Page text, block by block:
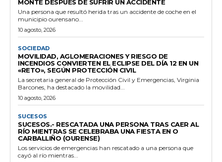
MONTE DESPUÉS DE SUFRIR UN ACCIDENTE
Una persona que resultó herida tras un accidente de coche en el
municipio ourensano...
10 agosto, 2026
SOCIEDAD
MOVILIDAD, AGLOMERACIONES Y RIESGO DE
INCENDIOS CONVIERTEN EL ECLIPSE DEL DÍA 12 EN UN
«RETO», SEGÚN PROTECCIÓN CIVIL
La secretaria general de Protección Civil y Emergencias, Virginia
Barcones, ha destacado la movilidad...
10 agosto, 2026
SUCESOS
SUCESOS.- RESCATADA UNA PERSONA TRAS CAER AL
RÍO MIENTRAS SE CELEBRABA UNA FIESTA EN O
CARBALLIÑO (OURENSE)
Los servicios de emergencias han rescatado a una persona que
cayó al río mientras...